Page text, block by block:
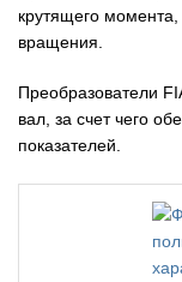
крутящего
вращения.
Преобразователи
вал, за счет чего
показателей.